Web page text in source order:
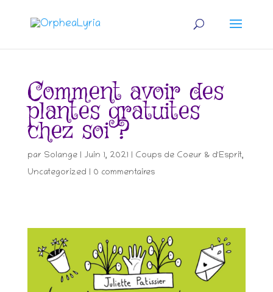
Comment avoir des
plantes gratuites
chez soi ?
par Solange| Juin 1, 2021 | Coups de Coeur & d'Esprit,
Uncategorized | 0 commentaires